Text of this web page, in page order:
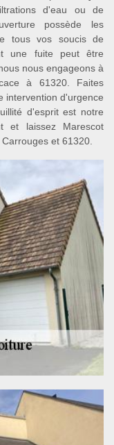
d'eau ou de
possède les
tous vos soucis de
une fuite peut être
nous engageons à
à 61320. Faites
intervention d'urgence
d'esprit est notre
et laissez Marescot
et 61320.